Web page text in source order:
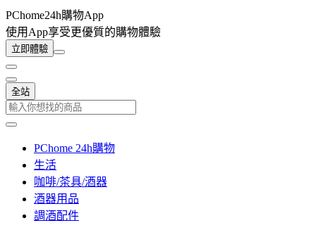
PChome24h購物App
使用App享受更優質的購物體驗
立即體驗
全站
PChome 24h購物
生活
咖啡/茶具/酒器
酒器用品
調酒配件